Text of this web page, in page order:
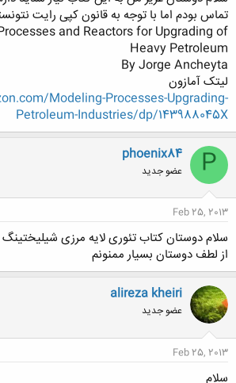
به عنوان مثال:
نام کتاب: Mass Transfer Operation
نویسنده: Robert Treybal
Transfer-Opera...8489547&sr=8-1
---------------------
با تشکّر
تماس بودم اما با توجه به قانون کپی رایت
and Reactors for Upgrading of
Heavy Petroleum
By Jorge Ancheyta
لیتک آمازون
Modeling-Processes-Upgrading-
Petroleum-Industries/dp/143988045X
P
phoenix84
عضو جدید
Feb 25, 2013
سلام دوستان کتاب تئوری لایه مرزی
از لطف دوستان بسیار ممنونم
alireza kheiri
عضو جدید
Feb 25, 2013
سلام